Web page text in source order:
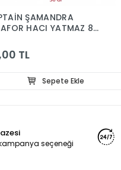
ŞAMANDRA
HACI YATMAZ 8
TL
Sepete Ekle
seçeneği